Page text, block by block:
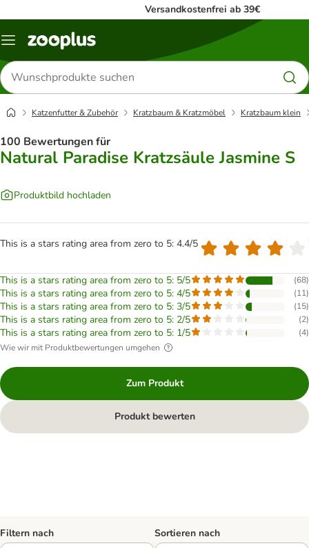
Versandkostenfrei ab 39€
Menü
Produkte
suchen
Katzenfutter & Zubehör Kratzbaum & Kratzmöbel Kratzbaum klein
100 Bewertungen für
Natural Paradise Kratzsäule Jasmine S
Produktbild hochladen
This is a stars rating area from zero to 5: 4.4/5
This is a stars rating area from zero to 5: 5/5 (68)
This is a stars rating area from zero to 5: 4/5 (11)
This is a stars rating area from zero to 5: 3/5 (15)
This is a stars rating area from zero to 5: 2/5 (2)
This is a stars rating area from zero to 5: 1/5 (4)
Wie wir mit Produktbewertungen umgehen
Zum Produkt
Produkt bewerten
Filtern nach Sortieren nach